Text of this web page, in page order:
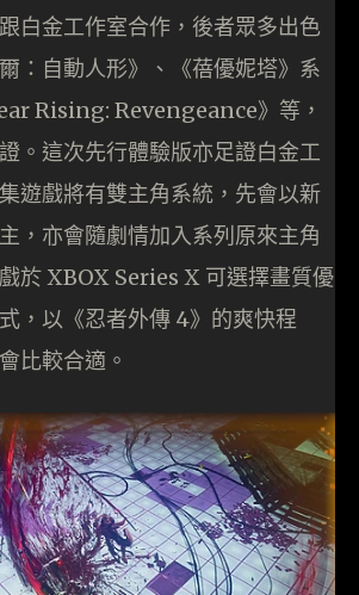
白金工作室合作，後者眾多出色
：自動人形》、《蓓優妮塔》系
Rising: Revengeance》等，
。這次先行體驗版亦足證白金工
遊戲將有雙主角系統，先會以新
，亦會隨劇情加入系列原來主角
於 XBOX Series X 可選擇畫質優
，以《忍者外傳 4》的爽快程
比較合適。